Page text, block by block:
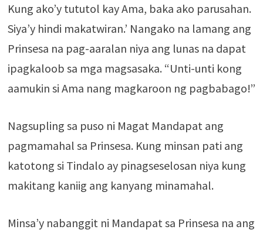
Kung ako’y tututol kay Ama, baka ako parusahan.
Siya’y hindi makatwiran.’ Nangako na lamang ang
Prinsesa na pag-aaralan niya ang lunas na dapat
ipagkaloob sa mga magsasaka. “Unti-unti kong
aamukin si Ama nang magkaroon ng pagbabago!”
Nagsupling sa puso ni Magat Mandapat ang
pagmamahal sa Prinsesa. Kung minsan pati ang
katotong si Tindalo ay pinagseselosan niya kung
makitang kaniig ang kanyang minamahal.
Minsa’y nabanggit ni Mandapat sa Prinsesa na ang